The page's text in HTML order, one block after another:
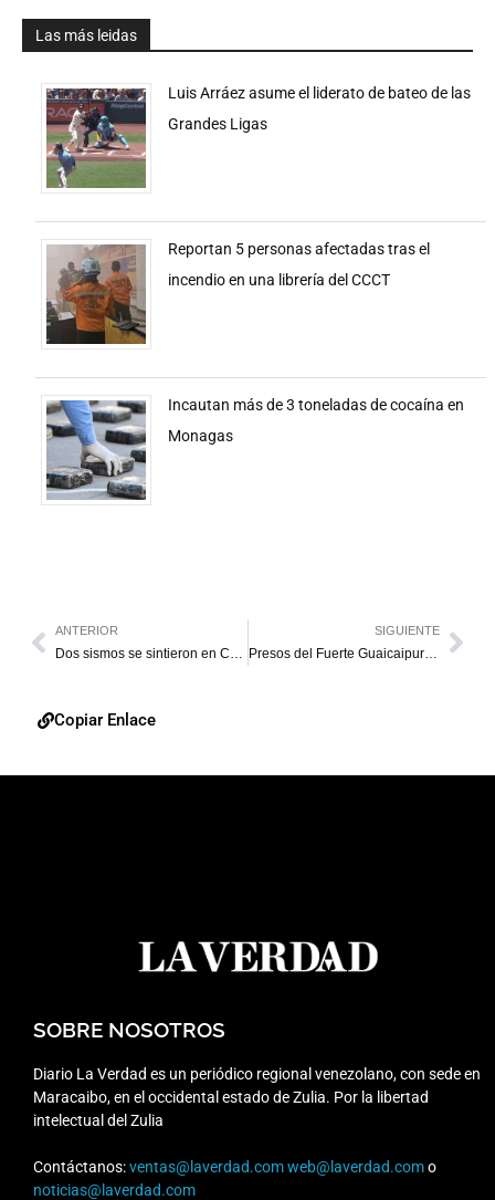
Las más leidas
Luis Arráez asume el liderato de bateo de las
Grandes Ligas
Reportan 5 personas afectadas tras el
incendio en una librería del CCCT
Incautan más de 3 toneladas de cocaína en
Monagas
ANTERIOR SIGUIENTE
Presos del Fuerte Guaicaipuro denuncian tratos crueles y condiciones inhumanas
Copiar Enlace
SOBRE NOSOTROS
Diario La Verdad es un periódico regional venezolano, con sede en
Maracaibo, en el occidental estado de Zulia. Por la libertad
intelectual del Zulia
Contáctanos:ventas@laverdad.comweb@laverdad.como
noticias@laverdad.com